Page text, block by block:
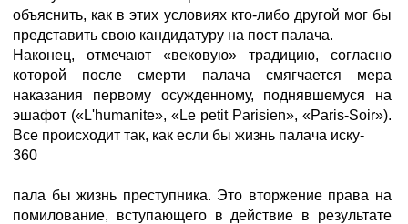
объяснить, как в этих условиях кто-либо другой мог бы
представить свою кандидатуру на пост палача.
Наконец, отмечают «вековую» традицию, согласно
которой после смерти палача смягчается мера
наказания первому осужденному, поднявшемуся на
эшафот («L'humanite», «Le petit Parisien», «Paris-Soir»).
Все происходит так, как если бы жизнь палача иску-
360
пала бы жизнь преступника. Это вторжение права на
помилование, вступающего в действие в результате